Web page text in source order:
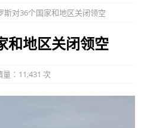
斯对36个国家和地区关闭领空
和地区关闭领空
量：11,431 次